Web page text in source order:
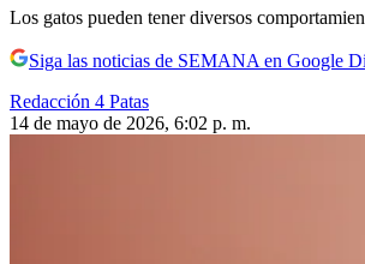
Los gatos pueden tener diversos
Siga las noticias de SEMANA en Google
Redacción 4 Patas
14 de mayo de 2026, 6:02 p. m.